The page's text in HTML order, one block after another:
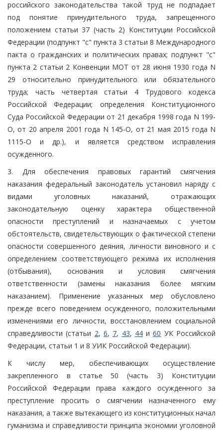
российского законодательства такой труд не подпадает
под понятие принудительного труда, запрещенного
положением статьи 37 (часть 2) Конституции Российской
Федерации (подпункт "c" пункта 3 статьи 8 Международного
пакта о гражданских и политических правах; подпункт "c"
пункта 2 статьи 2 Конвенции МОТ от 28 июня 1930 года N
29 относительно принудительного или обязательного
труда; часть четвертая статьи 4 Трудового кодекса
Российской Федерации; определения Конституционного
Суда Российской Федерации от 21 декабря 1998 года N 199-
О, от 20 апреля 2001 года N 145-О, от 21 мая 2015 года N
1115-О и др.), и является средством исправления
осужденного.
3. Для обеспечения правовых гарантий смягчения
наказания федеральный законодатель установил наряду с
видами уголовных наказаний, отражающих
законодательную оценку характера общественной
опасности преступлений и назначаемых с учетом
обстоятельств, свидетельствующих о фактической степени
опасности совершенного деяния, личности виновного и с
определением соответствующего режима их исполнения
(отбывания), основания и условия смягчения
ответственности (замены наказания более мягким
наказанием). Применение указанных мер обусловлено
прежде всего поведением осужденного, положительными
изменениями его личности, восстановлением социальной
справедливости (статьи 2, 6, 7, 43, 44и60 УК Российской
Федерации, статьи 1 и 8 УИК Российской Федерации).
К числу мер, обеспечивающих осуществление
закрепленного в статье 50 (часть 3) Конституции
Российской Федерации права каждого осужденного за
преступление просить о смягчении назначенного ему
наказания, а также вытекающего из конституционных начал
гуманизма и справедливости принципа экономии уголовной